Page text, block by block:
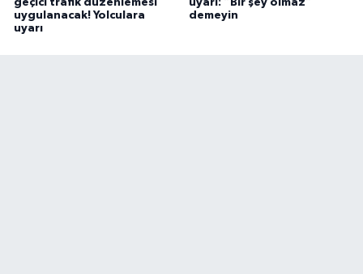
uygulanacak! Yolculara
uyarı
demeyin